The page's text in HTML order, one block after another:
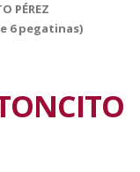
PÉREZ
6 pegatinas)